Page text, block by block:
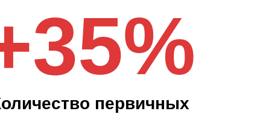
35%
первичных